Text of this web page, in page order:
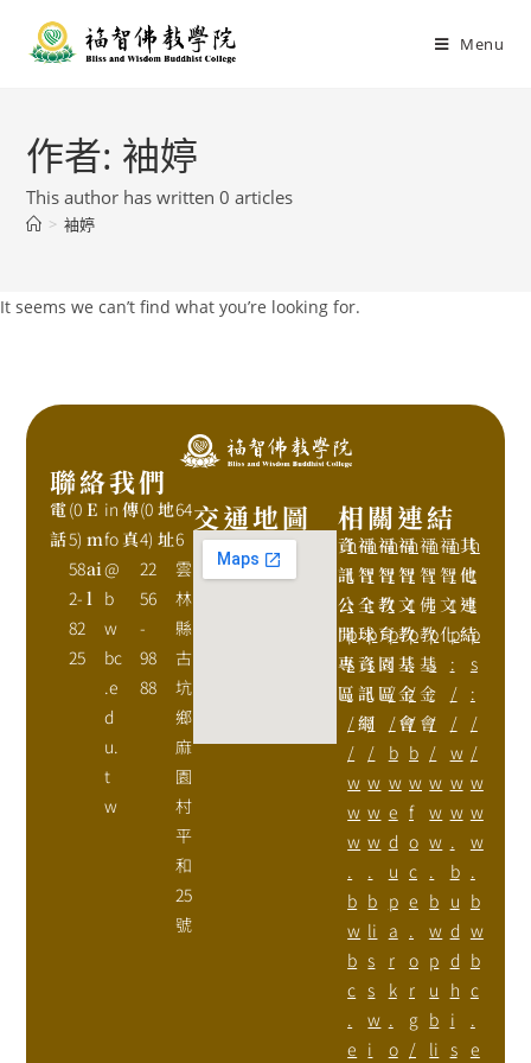
Menu
作者: 袖婷
This author has written 0 articles
> 袖婷
It seems we can’t find what you’re looking for.
聯絡我們
電
話
(0
5)
58
2-
82
25
E
m
ai
l
in
fo
@
b
w
bc
.e
d
u.
t
w
傳
真
(0
4)
22
56
-
98
88
地
址
64
6
雲
林
縣
古
坑
鄉
麻
園
村
平
和
25
號
交通地圖 相關連結
資
訊
公
開
專
區
h
t
t
p
s
:
/
/
w
w
w
.
b
w
b
c
.
e
福
智
全
球
資
訊
網
h
t
t
p
s
:
/
/
w
w
w
.
b
li
s
s
w
i
福
智
教
育
園
區
h
t
t
p
:
/
/
b
w
e
d
u
p
a
r
k
.
o
福
智
文
教
基
金
會
h
t
t
p
:
/
/
b
w
f
o
c
e
.
o
r
g
/
福
智
佛
教
基
金
會
h
t
t
p
s
:
/
/
w
w
w
.
b
w
p
u
b
li
福
智
文
化
h
t
t
p
:
/
/
w
w
w
.
b
u
d
d
h
i
s
其
他
連
結
h
t
t
p
s
:
/
/
w
w
w
.
b
w
b
c
.
e